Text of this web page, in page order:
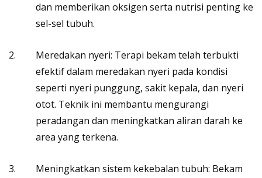
dan memberikan oksigen serta nutrisi penting ke
sel-sel tubuh.
Meredakan nyeri: Terapi bekam telah terbukti
efektif dalam meredakan nyeri pada kondisi
seperti nyeri punggung, sakit kepala, dan nyeri
otot. Teknik ini membantu mengurangi
peradangan dan meningkatkan aliran darah ke
area yang terkena.
Meningkatkan sistem kekebalan tubuh: Bekam